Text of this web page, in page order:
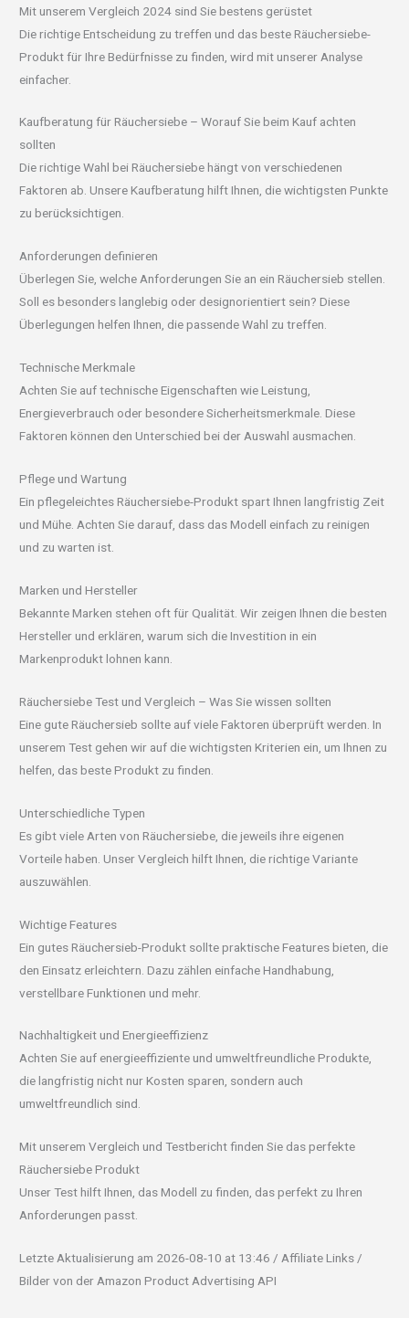
Mit unserem Vergleich 2024 sind Sie bestens gerüstet
Die richtige Entscheidung zu treffen und das beste Räuchersiebe-
Produkt für Ihre Bedürfnisse zu finden, wird mit unserer Analyse
einfacher.
Kaufberatung für Räuchersiebe – Worauf Sie beim Kauf achten
sollten
Die richtige Wahl bei Räuchersiebe hängt von verschiedenen
Faktoren ab. Unsere Kaufberatung hilft Ihnen, die wichtigsten Punkte
zu berücksichtigen.
Anforderungen definieren
Überlegen Sie, welche Anforderungen Sie an ein Räuchersieb stellen.
Soll es besonders langlebig oder designorientiert sein? Diese
Überlegungen helfen Ihnen, die passende Wahl zu treffen.
Technische Merkmale
Achten Sie auf technische Eigenschaften wie Leistung,
Energieverbrauch oder besondere Sicherheitsmerkmale. Diese
Faktoren können den Unterschied bei der Auswahl ausmachen.
Pflege und Wartung
Ein pflegeleichtes Räuchersiebe-Produkt spart Ihnen langfristig Zeit
und Mühe. Achten Sie darauf, dass das Modell einfach zu reinigen
und zu warten ist.
Marken und Hersteller
Bekannte Marken stehen oft für Qualität. Wir zeigen Ihnen die besten
Hersteller und erklären, warum sich die Investition in ein
Markenprodukt lohnen kann.
Räuchersiebe Test und Vergleich – Was Sie wissen sollten
Eine gute Räuchersieb sollte auf viele Faktoren überprüft werden. In
unserem Test gehen wir auf die wichtigsten Kriterien ein, um Ihnen zu
helfen, das beste Produkt zu finden.
Unterschiedliche Typen
Es gibt viele Arten von Räuchersiebe, die jeweils ihre eigenen
Vorteile haben. Unser Vergleich hilft Ihnen, die richtige Variante
auszuwählen.
Wichtige Features
Ein gutes Räuchersieb-Produkt sollte praktische Features bieten, die
den Einsatz erleichtern. Dazu zählen einfache Handhabung,
verstellbare Funktionen und mehr.
Nachhaltigkeit und Energieeffizienz
Achten Sie auf energieeffiziente und umweltfreundliche Produkte,
die langfristig nicht nur Kosten sparen, sondern auch
umweltfreundlich sind.
Mit unserem Vergleich und Testbericht finden Sie das perfekte
Räuchersiebe Produkt
Unser Test hilft Ihnen, das Modell zu finden, das perfekt zu Ihren
Anforderungen passt.
Letzte Aktualisierung am 2026-08-10 at 13:46 / Affiliate Links /
Bilder von der Amazon Product Advertising API